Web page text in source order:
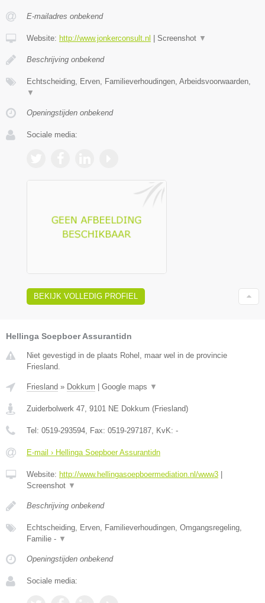
E-mailadres onbekend
Website: http://www.jonkerconsult.nl Screenshot ▼
Beschrijving onbekend
Echtscheiding, Erven, Familieverhoudingen, Arbeidsvoorwaarden,
▼
Openingstijden onbekend
Sociale media:
BEKIJK VOLLEDIG PROFIEL
Hellinga Soepboer Assurantidn
Niet gevestigd in de plaats Rohel, maar wel in de provincie
Friesland.
Friesland » Dokkum Google maps ▼
Zuiderbolwerk 47 9101 NE Dokkum (Friesland)
Tel: 0519-293594 , Fax: 0519-297187 , KvK: -
E-mail › Hellinga Soepboer Assurantidn
Website: http://www.hellingasoepboermediation.nl/www3
Screenshot ▼
Beschrijving onbekend
Echtscheiding, Erven, Familieverhoudingen, Omgangsregeling,
Familie - ▼
Openingstijden onbekend
Sociale media: